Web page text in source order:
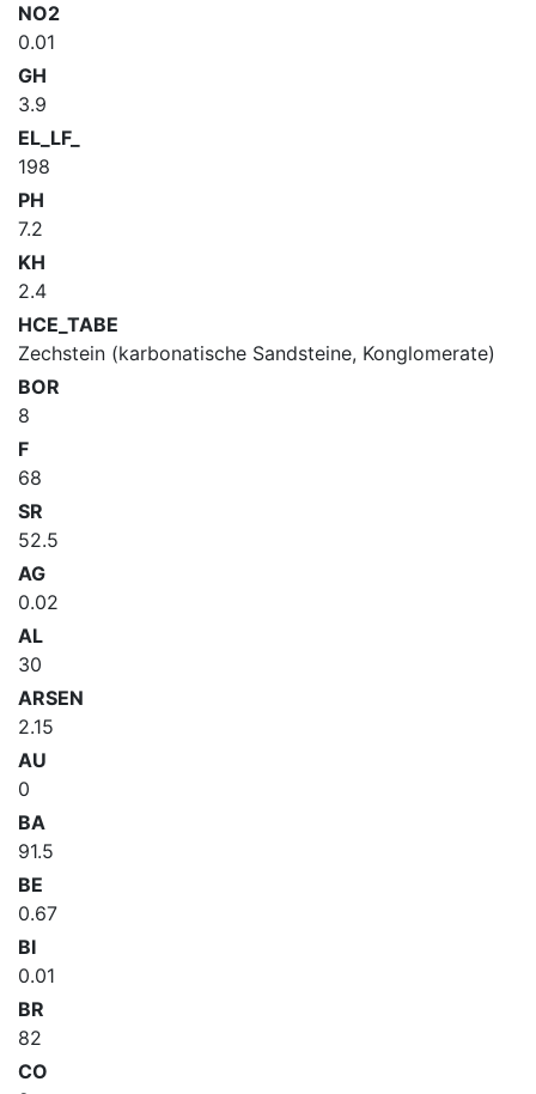
NO2
0.01
GH
3.9
EL_LF_
198
PH
7.2
KH
2.4
HCE_TABE
Zechstein (karbonatische Sandsteine, Konglomerate)
BOR
8
F
68
SR
52.5
AG
0.02
AL
30
ARSEN
2.15
AU
0
BA
91.5
BE
0.67
BI
0.01
BR
82
CO